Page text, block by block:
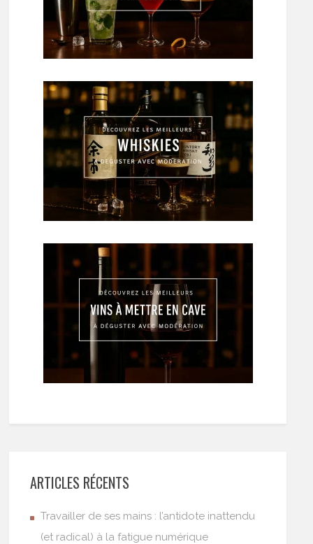
ARTICLES RÉCENTS
Travailler de ses mains : l’antidote inattendu
(et radical) à la fatigue numérique